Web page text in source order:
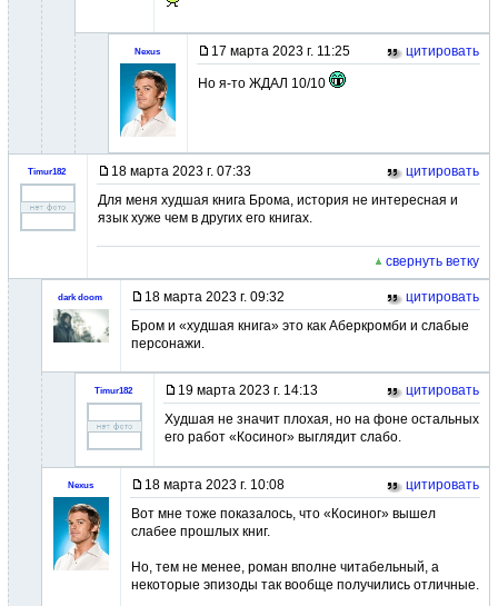
Nexus 17 марта 2023 г. 11:25 цитировать
Но я-то ЖДАЛ 10/10
Timur182 18 марта 2023 г. 07:33
цитировать
Для меня худшая книга Брома, история не интересная и
язык хуже чем в других его книгах.
свернуть ветку
dark doom 18 марта 2023 г. 09:32
цитировать
Бром и «худшая книга» это как Аберкромби и слабые
персонажи.
Timur182 19 марта 2023 г. 14:13
цитировать
Худшая не значит плохая, но на фоне остальных
его работ «Косиног» выглядит слабо.
Nexus 18 марта 2023 г. 10:08
цитировать
Вот мне тоже показалось, что «Косиног» вышел
слабее прошлых книг.
Но, тем не менее, роман вполне читабельный, а
некоторые эпизоды так вообще получились отличные.